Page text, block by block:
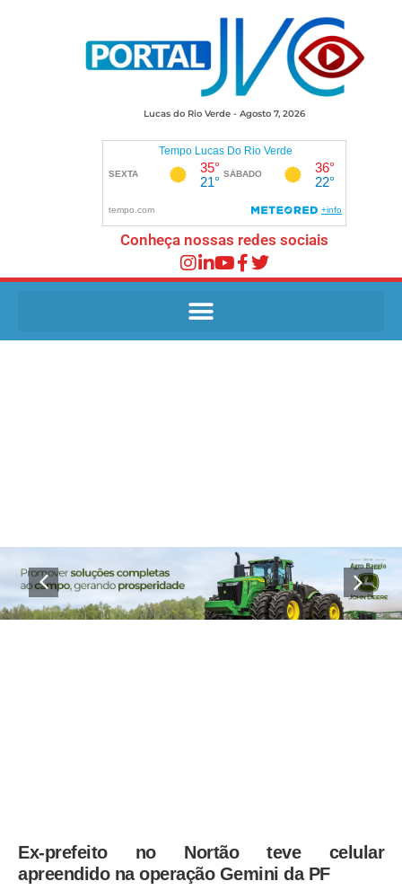
Lucas do Rio Verde - Agosto 7, 2026
Conheça nossas redes sociais
Ex-prefeito no Nortão teve celular
apreendido na operação Gemini da PF